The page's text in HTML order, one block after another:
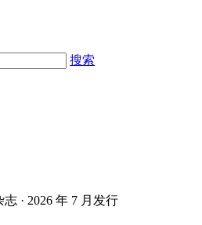
搜索
· 2026 年 7 月发行